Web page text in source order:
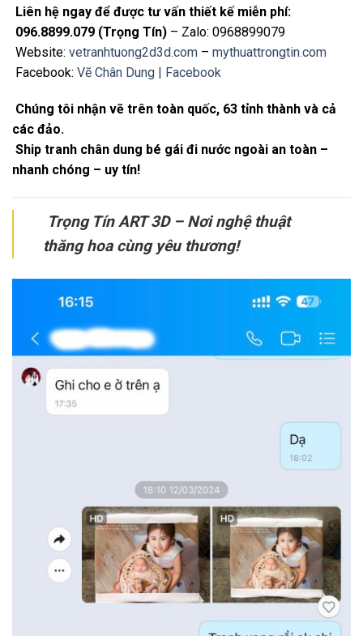
Liên hệ ngay để được tư vấn thiết kế miễn phí:
096.8899.079 (Trọng Tín) – Zalo: 0968899079
Website: vetranhtuong2d3d.com – mythuattrongtin.com
Facebook: Vẽ Chân Dung | Facebook
Chúng tôi nhận vẽ trên toàn quốc, 63 tỉnh thành và cả
các đảo.
Ship tranh chân dung bé gái đi nước ngoài an toàn –
nhanh chóng – uy tín!
Trọng Tín ART 3D – Nơi nghệ thuật
thăng hoa cùng yêu thương!